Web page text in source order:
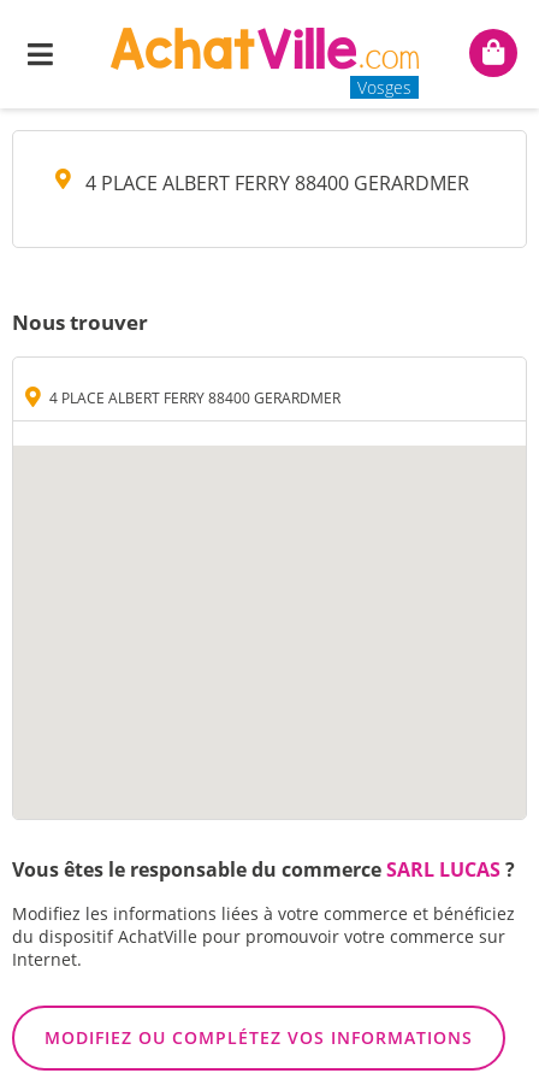
Menu
Vosges
Mon
SARL LUCAS
4 PLACE ALBERT FERRY 88400 GERARDMER
Nous trouver
4 PLACE ALBERT FERRY 88400 GERARDMER
Vous êtes le responsable du commerceSARL LUCAS?
Modifiez les informations liées à votre commerce et bénéficiez
du dispositif AchatVille pour promouvoir votre commerce sur
Internet.
MODIFIEZ OU COMPLÉTEZ VOS INFORMATIONS